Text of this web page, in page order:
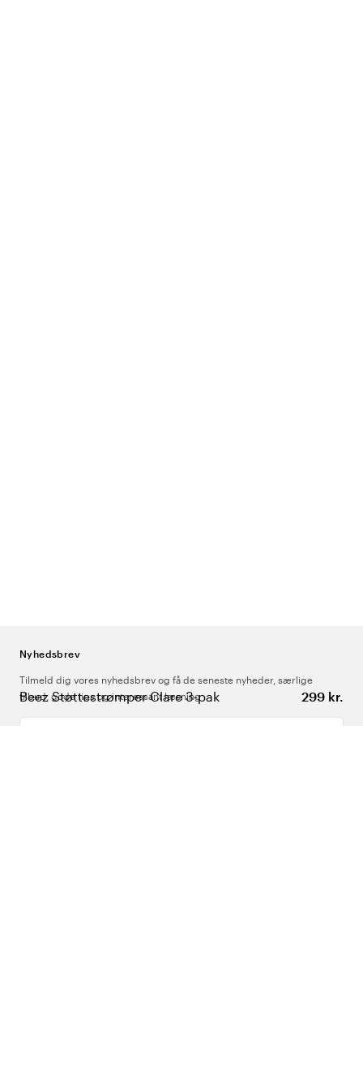
Beez Støttestrømper Clare 3-pak 299 kr.
Nyhedsbrev
Tilmeld dig vores nyhedsbrev og få de seneste nyheder, særlige
tilbud, gode tips og interessant læsning
Indtast din e-mailadresse